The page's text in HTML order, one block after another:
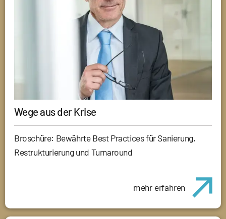
Wege aus der Krise
Broschüre: Bewährte Best Practices für Sanierung,
Restrukturierung und Turnaround
mehr erfahren